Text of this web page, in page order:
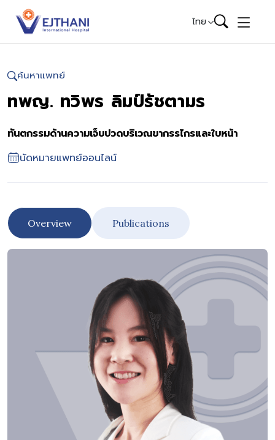
Skip to content
ไทย
ค้นหาแพทย์
ทพญ. ทวิพร ลิมป์รัชตามร
ทันตกรรมด้านความเจ็บปวดบริเวณขากรรไกรและใบหน้า
นัดหมายแพทย์ออนไลน์
Overview Publications